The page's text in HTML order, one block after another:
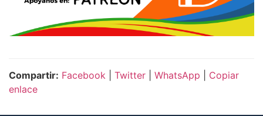
Compartir: Facebook Twitter WhatsApp
Copiar
enlace